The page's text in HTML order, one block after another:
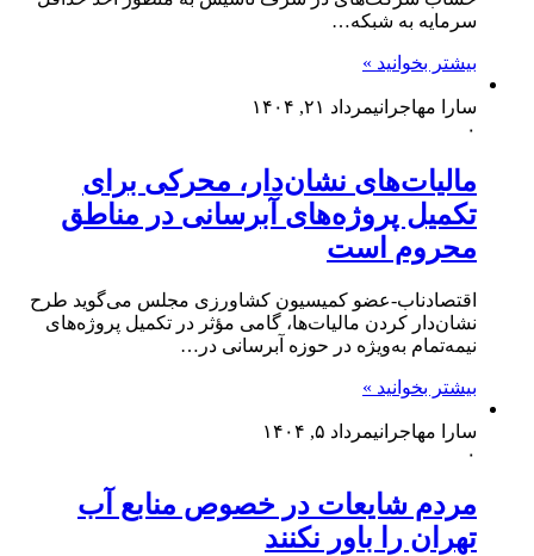
سرمایه به شبکه…
بیشتر بخوانید »
سارا مهاجرانیمرداد ۲۱, ۱۴۰۴
۰
مالیات‌های نشان‌دار، محرکی برای
تکمیل پروژه‌های آبرسانی در مناطق
محروم است
اقتصادناب-عضو کمیسیون کشاورزی مجلس می‌گوید طرح
نشان‌دار کردن مالیات‌ها، گامی مؤثر در تکمیل پروژه‌های
نیمه‌تمام به‌ویژه در حوزه آبرسانی در…
بیشتر بخوانید »
سارا مهاجرانیمرداد ۵, ۱۴۰۴
۰
مردم شایعات در خصوص منابع آب
تهران را باور نکنند